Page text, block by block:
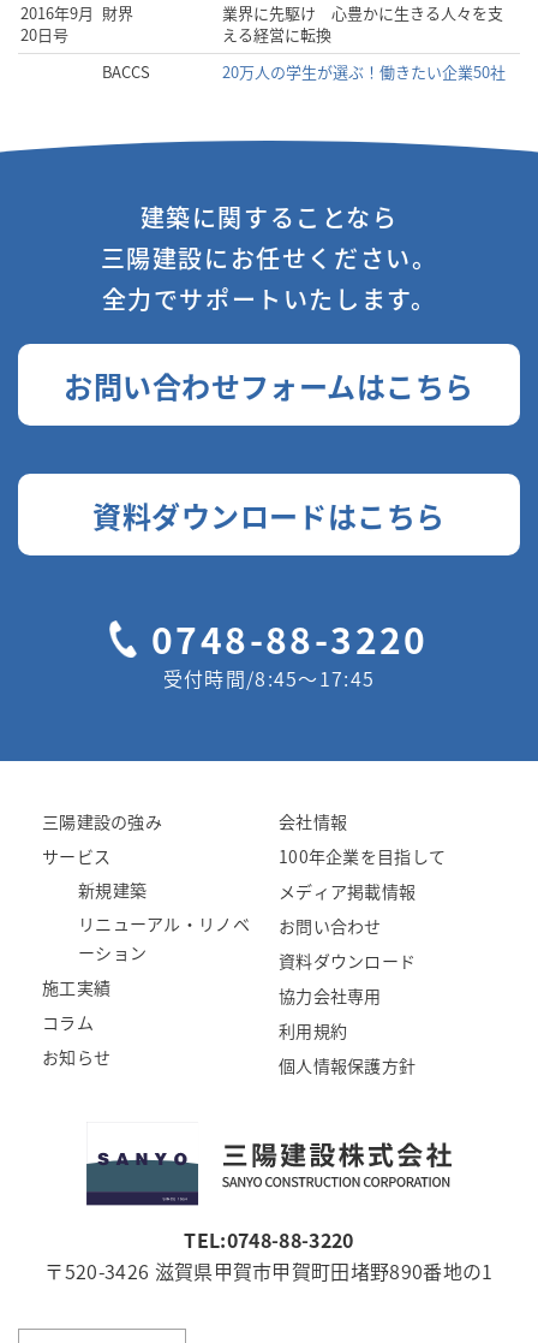
2016年9月
20日号
財界
業界に先駆け 心豊かに生きる人々を支
える経営に転換
BACCS
20万人の学生が選ぶ！働きたい企業50社
建築に関することなら
三陽建設にお任せください。
全力でサポートいたします。
お問い合わせフォームはこちら
資料ダウンロードはこちら
0748-88-3220
受付時間/8:45〜17:45
TEL:0748-88-3220
〒520-3426 滋賀県甲賀市甲賀町田堵野890番地の1
三陽建設の強み
サービス
新規建築
リニューアル・リノベ
ーション
施工実績
コラム
お知らせ
会社情報
100年企業を目指して
メディア掲載情報
お問い合わせ
資料ダウンロード
協力会社専用
利用規約
個人情報保護方針